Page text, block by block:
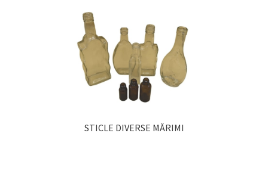
STICLE DIVERSE MĂRIMI